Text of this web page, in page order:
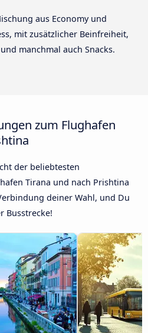
aus Economy und
mit zusätzlicher Beinfreiheit,
manchmal auch Snacks.
zum Flughafen
der beliebtesten
Tirana und nach Prishtina
deiner Wahl, und Du
Busstrecke!